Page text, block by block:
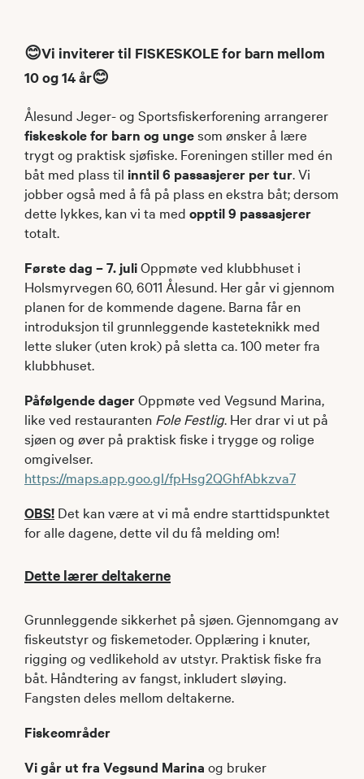
😊Vi inviterer til FISKESKOLE for barn mellom
10 og 14 år😊
Ålesund Jeger- og Sportsfiskerforening arrangerer
fiskeskole for barn og ungesom ønsker å lære
trygt og praktisk sjøfiske. Foreningen stiller med én
båt med plass til inntil 6 passasjerer per tur. Vi
jobber også med å få på plass en ekstra båt; dersom
dette lykkes, kan vi ta med opptil 9 passasjerer
totalt.
Første dag – 7. juliOppmøte ved klubbhuset i
Holsmyrvegen 60, 6011 Ålesund. Her går vi gjennom
planen for de kommende dagene. Barna får en
introduksjon til grunnleggende kasteteknikk med
lette sluker (uten krok) på sletta ca. 100 meter fra
klubbhuset.
Påfølgende dagerOppmøte ved Vegsund Marina,
like ved restauranten Fole Festlig. Her drar vi ut på
sjøen og øver på praktisk fiske i trygge og rolige
omgivelser.
https://maps.app.goo.gl/fpHsg2QGhfAbkzva7
OBS! Det kan være at vi må endre starttidspunktet
for alle dagene, dette vil du få melding om!
Dette lærer deltakerne
Grunnleggende sikkerhet på sjøen. Gjennomgang av
fiskeutstyr og fiskemetoder. Opplæring i knuter,
rigging og vedlikehold av utstyr. Praktisk fiske fra
båt. Håndtering av fangst, inkludert sløying.
Fangsten deles mellom deltakerne.
Fiskeområder
Vi går ut fra Vegsund Marina og bruker